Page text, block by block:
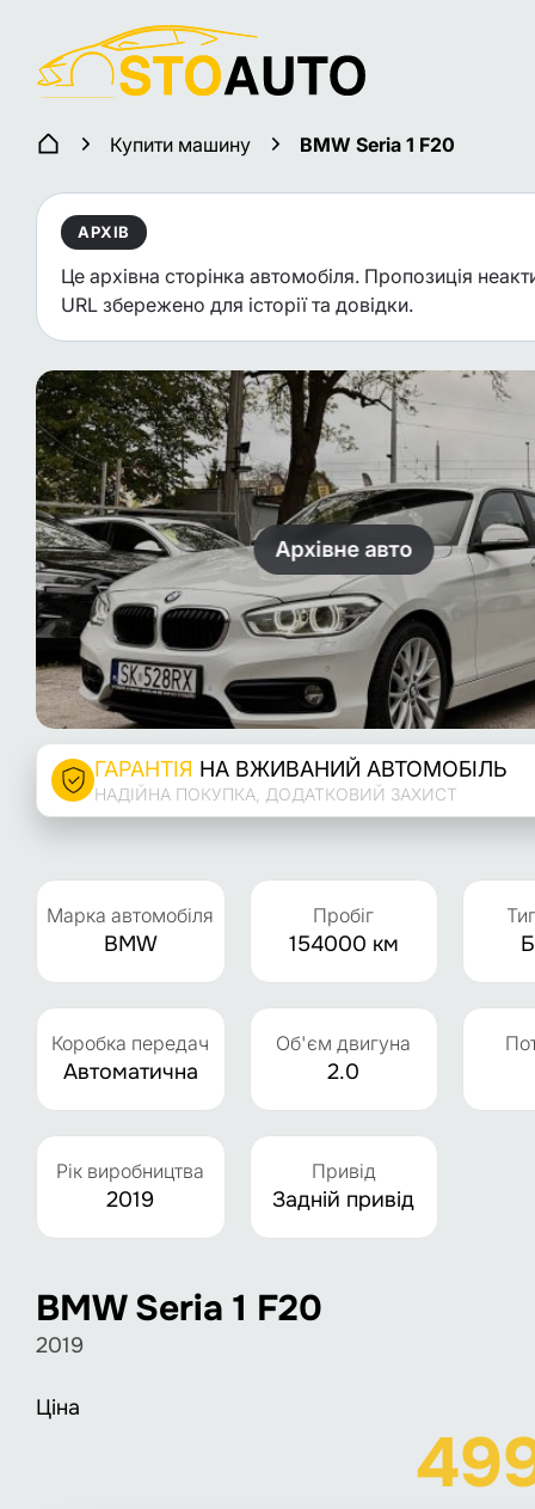
Купити машину BMW Seria 1 F20
АРХІВ
Це архівна сторінка автомобіля. Пропозиція
URL збережено для історії та довідки.
Архівне авто
ГАРАНТІЯ НА ВЖИВАНИЙ АВТОМОБІЛЬ
НАДІЙНА ПОКУПКА, ДОДАТКОВИЙ ЗАХИСТ
Марка автомобіля
BMW
Пробіг
154000 км
Коробка передач
Автоматична
Об'єм двигуна
2.0
Рік виробництва
2019
Привід
Задній привід
BMW Seria 1 F20
2019
Ціна